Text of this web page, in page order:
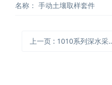
名称： 手动土壤取样套件
上一页 : 1010系列深水采样器